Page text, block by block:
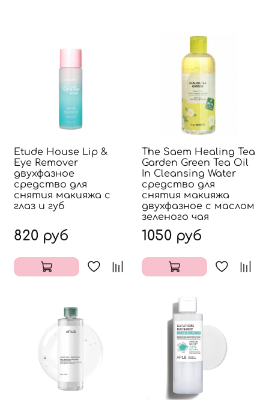
Etude House Lip &
Eye Remover
двухфазное
средство для
снятия макияжа с
глаз и губ
820 руб
The Saem Healing Tea
Garden Green Tea Oil
In Cleansing Water
средство для
снятия макияжа
двухфазное с маслом
зеленого чая
1050 руб